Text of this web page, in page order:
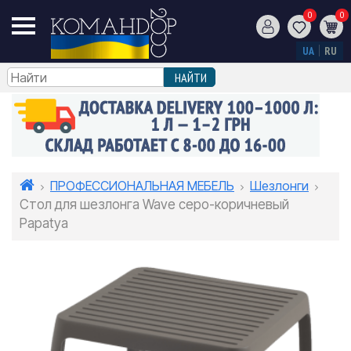
0 0
UA RU
ПРОФЕССИОНАЛЬНАЯ МЕБЕЛЬ
Шезлонги
Стол для шезлонга Wave серо-коричневый
Papatya